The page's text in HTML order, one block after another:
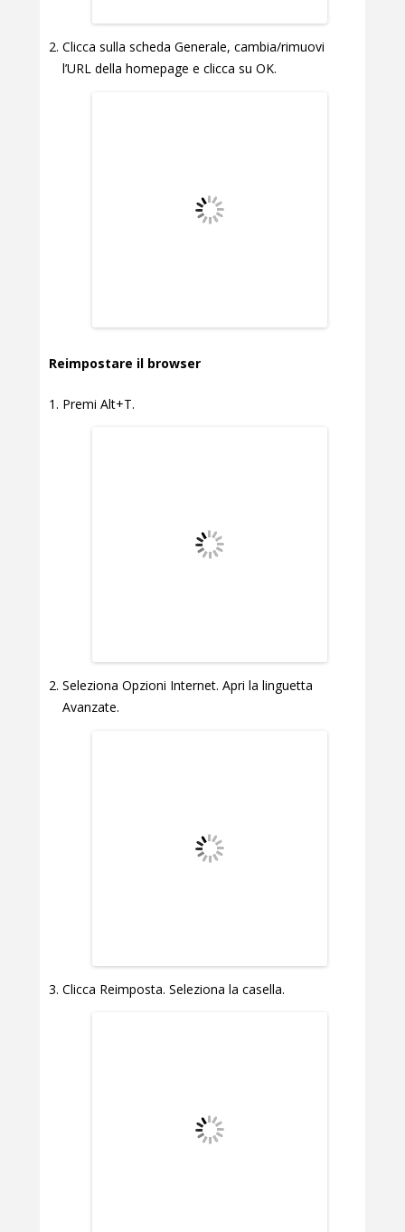
Clicca sulla scheda Generale, cambia/rimuovi
l’URL della homepage e clicca su OK.
Reimpostare il browser
Premi Alt+T.
Seleziona Opzioni Internet. Apri la linguetta
Avanzate.
Clicca Reimposta. Seleziona la casella.